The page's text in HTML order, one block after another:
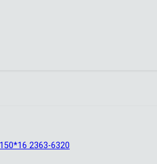
2363-6320